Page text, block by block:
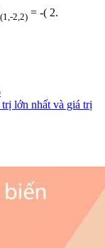
(1,-2,2) = -( 2.
lớn nhất và giá trị